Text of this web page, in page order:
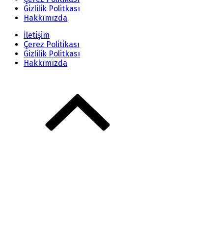
Gizlilik Politkası
Hakkımızda
İletişim
Çerez Politikası
Gizlilik Politkası
Hakkımızda